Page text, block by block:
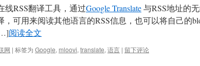
线RSS翻译工具，通过Google Translate与RSS地址的
，可用来阅读其他语言的RSS信息，也可以将自己的
阅读全文
网 | 标签为 Google, mloovi, translate, 语言 | 留下评论